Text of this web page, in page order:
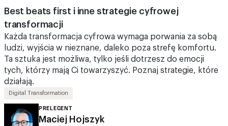
Każda transformacja cyfrowa wymaga porwania za sobą
ludzi, wyjścia w nieznane, daleko poza strefę komfortu.
Ta sztuka jest możliwa, tylko jeśli dotrzesz do emocji
tych, którzy mają Ci towarzyszyć. Poznaj strategie, które
działają.
Digital Transformation
Maciej Hojszyk
Commercial B2B Director
INEA